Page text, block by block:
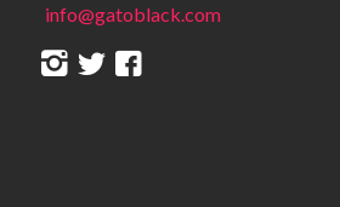
info@gatoblack.com